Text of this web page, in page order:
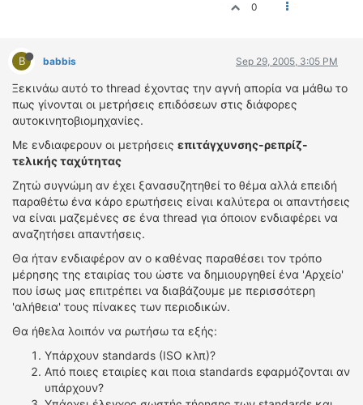
0
B babbis Sep 29, 2005, 3:05 PM
Ξεκινάω αυτό το thread έχοντας την αγνή απορία να μάθω το
πως γίνονται οι μετρήσεις επιδόσεων στις διάφορες
αυτοκινητοβιομηχανίες.
Με ενδιαφερουν οι μετρήσεις επιτάγχυνσης-ρεπρίζ-
τελικής ταχύτητας
Ζητώ συγνώμη αν έχει ξανασυζητηθεί το θέμα αλλά επειδή
παραθέτω ένα κάρο ερωτήσεις είναι καλύτερα οι απαντήσεις
να είναι μαζεμένες σε ένα thread για όποιον ενδιαφέρει να
αναζητήσει απαντήσεις.
Θα ήταν ενδιαφέρον αν ο καθένας παραθέσει τον τρόπο
μέρησης της εταιρίας του ώστε να δημιουργηθεί ένα 'Aρχείο'
που ίσως μας επιτρέπει να διαβάζουμε με περισσότερη
'αλήθεια' τους πίνακες των περιοδικών.
Θα ήθελα λοιπόν να ρωτήσω τα εξής:
Υπάρχουν standards (ISO κλπ)?
Aπό ποιες εταιρίες και ποια standards εφαρμόζονται αν
υπάρχουν?